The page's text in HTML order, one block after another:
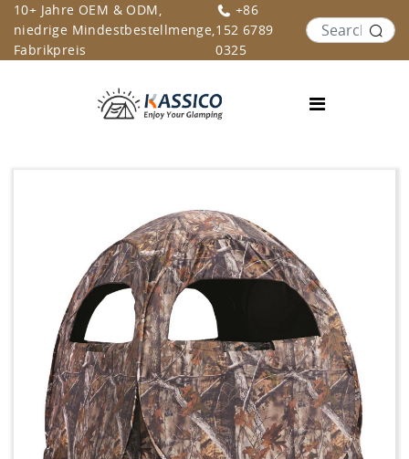
10+ Jahre OEM & ODM,
niedrige Mindestbestellmenge,
Fabrikpreis
+86
152 6789
0325